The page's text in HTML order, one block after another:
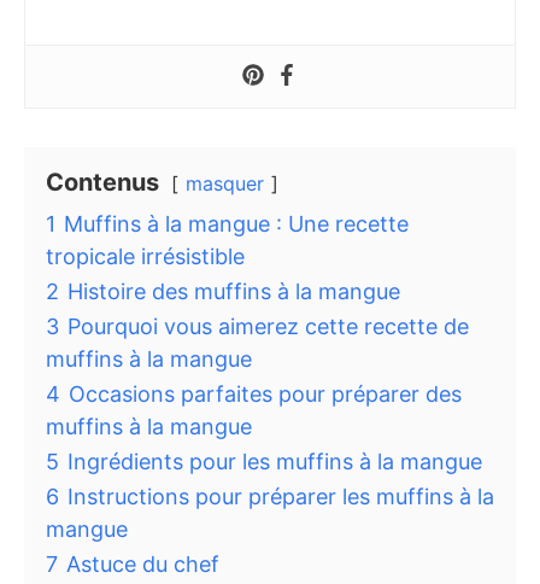
Contenus masquer
1 Muffins à la mangue : Une recette
tropicale irrésistible
2 Histoire des muffins à la mangue
3 Pourquoi vous aimerez cette recette de
muffins à la mangue
4 Occasions parfaites pour préparer des
muffins à la mangue
5 Ingrédients pour les muffins à la mangue
6 Instructions pour préparer les muffins à la
mangue
7 Astuce du chef